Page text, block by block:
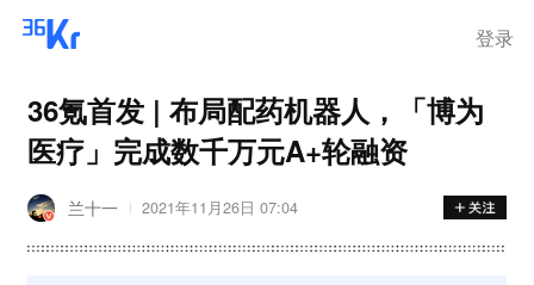
登录
36氪首发 | 布局配药机器人，「博为
医疗」完成数千万元A+轮融资
兰十一 2021年11月26日 07:04